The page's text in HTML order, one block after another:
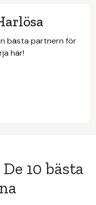
bästa partnern för
här!
10 bästa